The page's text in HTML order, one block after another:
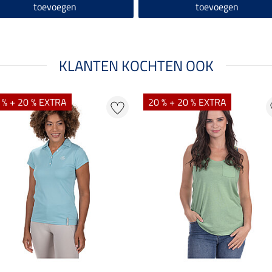
toevoegen toevoegen
KLANTEN KOCHTEN OOK
+ 20 % EXTRA 20 % + 20 % EXTRA